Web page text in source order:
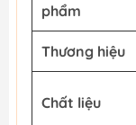
phẩm
Thương hiệu
Chất liệu